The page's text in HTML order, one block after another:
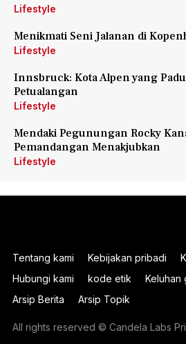
Lifestyle
Menikmati Seni Jalanan di
Lifestyle
Innsbruck: Kota Alpen yang
Petualangan
Lifestyle
Mendaki Pegunungan Rocky
Pemandangan Menakjubkan
Lifestyle
Tentang kami Kebijakan pribadi
Hubungi kami
kode etik Keluhan
Arsip Berita
Arsip Topik
All rights reserved © Candela Labs